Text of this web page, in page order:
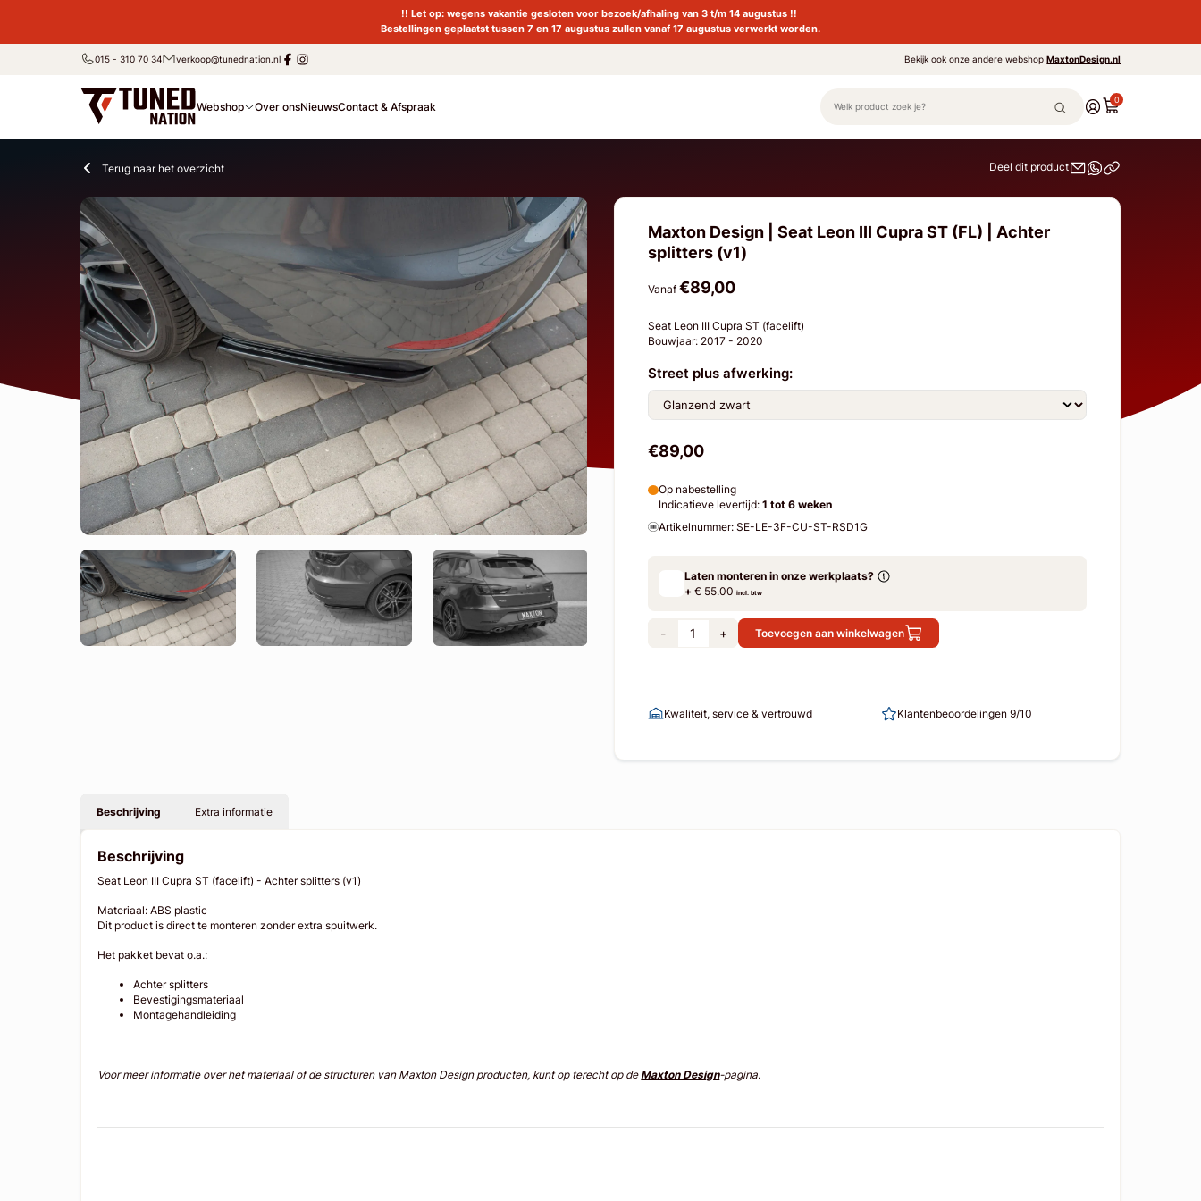
!! Let op: wegens vakantie gesloten voor bezoek/afhaling van 3 t/m 14 augustus !!
Bestellingen geplaatst tussen 7 en 17 augustus zullen vanaf 17 augustus verwerkt worden.
015 - 310 70 34 verkoop@tunednation.nl Bekijk ook onze andere webshopMaxtonDesign.nl
Webshop Over onsNieuwsContact & Afspraak
0
Terug naar het overzicht Deel dit product
Maxton Design | Seat Leon III Cupra ST (FL) | Achter
splitters (v1)
Vanaf €89,00
Seat Leon III Cupra ST (facelift)
Bouwjaar: 2017 - 2020
Street plus afwerking:
€89,00
Op nabestelling
Indicatieve levertijd: 1 tot 6 weken
Artikelnummer: SE-LE-3F-CU-ST-RSD1G
Laten monteren in onze werkplaats?
+€ 55.00 incl. btw
- + Toevoegen aan winkelwagen
Kwaliteit, service & vertrouwd Klantenbeoordelingen 9/10
Beschrijving Extra informatie
Beschrijving
Seat Leon III Cupra ST (facelift) - Achter splitters (v1)
Materiaal: ABS plastic
Dit product is direct te monteren zonder extra spuitwerk.
Het pakket bevat o.a.:
Achter splitters
Bevestigingsmateriaal
Montagehandleiding
Voor meer informatie over het materiaal of de structuren van Maxton Design producten, kunt op terecht op deMaxton Design-pagina.